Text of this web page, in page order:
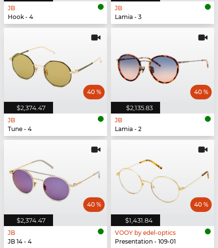
JB
Hook - 4
JB
Lamia - 3
$2,374.47
40 %
JB
Tune - 4
$2,135.83
40 %
JB
Lamia - 2
$2,374.47
40 %
JB
JB 14 - 4
$1,431.84
40 %
VOOY by edel-optics
Presentation - 109-01